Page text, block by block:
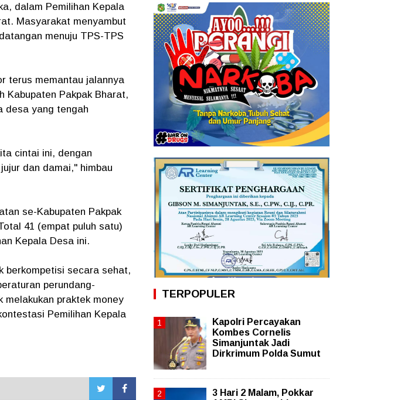
dalam Pemilihan Kepala
Masyarakat menyambut
menuju TPS-TPS
terus memantau jalannya
Kabupaten Pakpak Bharat,
desa yang tengah
cintai ini, dengan
dan damai," himbau
se-Kabupaten Pakpak
41 (empat puluh satu)
Kepala Desa ini.
berkompetisi secara sehat,
perundang-
praktek money
Pemilihan Kepala
TERPOPULER
Kapolri Percayakan
Kombes Cornelis
Simanjuntak Jadi
Dirkrimum Polda Sumut
3 Hari 2 Malam, Pokkar